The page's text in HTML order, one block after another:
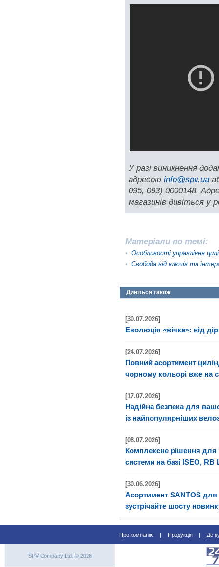
У разі виникнення
адресою info@spv.ua
095, 093) 0000148.
магазинів дивіться у
Матеріали по темі:
• Особливості управління
• Свобода від ключів та
Дивіться також
[30.07.2026]
Еволюція «вічка»: від
[24.07.2026]
Повний асортимент
чорному кольорі вже на
[17.07.2026]
Надійна безпека для
із найпопулярніших
[08.07.2026]
Комплексне рішення для
системи на базі ISEO, RB
[30.06.2026]
Асортимент SANTOS
зустрічайте шосту
Про компанію | Продукція | Де
SPV Company Ltd. © 2026